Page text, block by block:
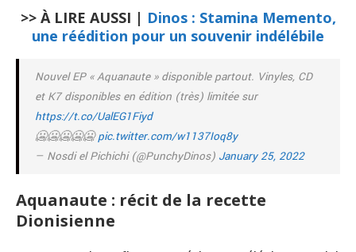
>> À LIRE AUSSI | Dinos : Stamina Memento,
une réédition pour un souvenir indélébile
Nouvel EP « Aquanaute » disponible partout. Vinyles, CD
et K7 disponibles en édition (très) limitée sur
https://t.co/UalEG1Fiyd
🥶🥶🥶🥶🥶pic.twitter.com/w1137Ioq8y
— Nosdi el Pichichi (@PunchyDinos) January 25, 2022
Aquanaute : récit de la recette
Dionisienne